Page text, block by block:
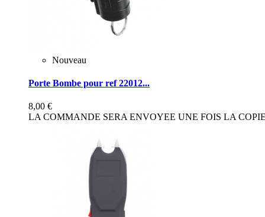
Nouveau
Porte Bombe pour ref 22012...
8,00 €
LA COMMANDE SERA ENVOYEE UNE FOIS LA